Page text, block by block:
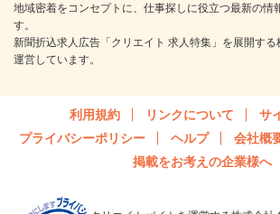
地域密着をコンセプトに、仕事探しに役立つ最新の情
す。
新聞折込求人広告「クリエイト 求人特集」を展開す
運営しています。
利用規約 リンクについて
サ
プライバシーポリシー
ヘルプ 会社概
掲載をお考えの企業様へ